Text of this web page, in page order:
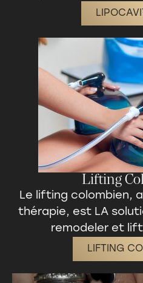
Lifting
Le lifting colombien,
thérapie, est LA
remodeler et
LIFTING